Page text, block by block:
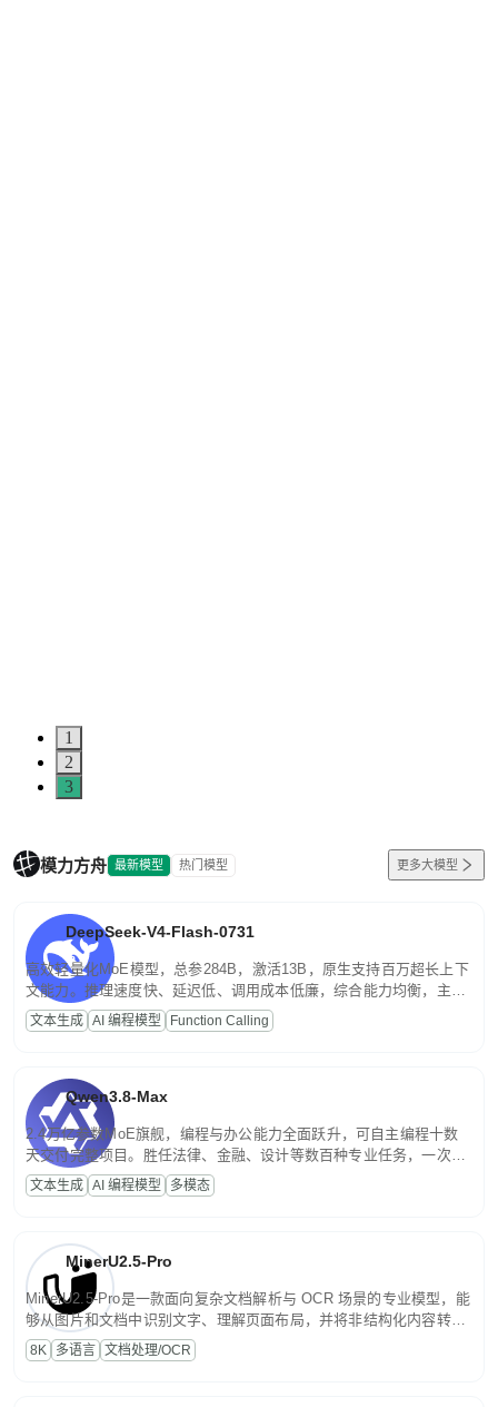
1
2
3
模力方舟 最新模型 热门模型 更多大模型
DeepSeek-V4-Flash-0731
高效轻量化MoE模型，总参284B，激活13B，原生支持百万超长上下
文能力。推理速度快、延迟低、调用成本低廉，综合能力均衡，主打
高并发、轻量化任务，适合日常对话、内容创作、基础 RAG、批量
文案处理等普惠刚需场景。
文本生成 AI 编程模型 Function Calling
Qwen3.8-Max
2.4万亿参数MoE旗舰，编程与办公能力全面跃升，可自主编程十数
天交付完整项目。胜任法律、金融、设计等数百种专业任务，一次对
话端到端交付生产级成果。原生视觉理解贯穿规划、执行与验证全流
程，支持超长文档与长视频的深度语义解析。长程任务中自主规划与
文本生成 AI 编程模型 多模态
MinerU2.5-Pro
MinerU2.5-Pro是一款面向复杂文档解析与 OCR 场景的专业模型，能
够从图片和文档中识别文字、理解页面布局，并将非结构化内容转换
为便于存储、检索和二次处理的结构化结果。
8K 多语言 文档处理/OCR